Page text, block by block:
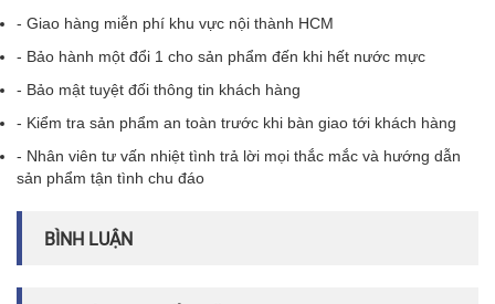
- Giao hàng miễn phí khu vực nội thành HCM
- Bảo hành một đổi 1 cho sản phẩm đến khi hết nước mực
- Bảo mật tuyệt đối thông tin khách hàng
- Kiểm tra sản phẩm an toàn trước khi bàn giao tới khách hàng
- Nhân viên tư vấn nhiệt tình trả lời mọi thắc mắc và hướng dẫn
sản phẩm tận tình chu đáo
BÌNH LUẬN